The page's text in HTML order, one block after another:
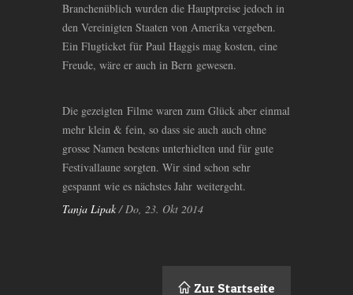
Branchenüblich wurden die Hauptpreise jedoch in
den Vereinigten Staaten von Amerika vergeben.
Ein Flugticket für Paul Haggis mag kosten, eine
Freude, wäre er auch in Bern gewesen.
Die gezeigten Filme waren zum Glück aber einmal
mehr klein & fein, so dass sie auch auch ohne
grosse Namen bestens unterhielten und für gute
Festivallaune sorgten. Wir sind schon sehr
gespannt wie es nächstes Jahr weitergeht.
Tanja Lipak/ Do, 23. Okt 2014
Zur Startseite